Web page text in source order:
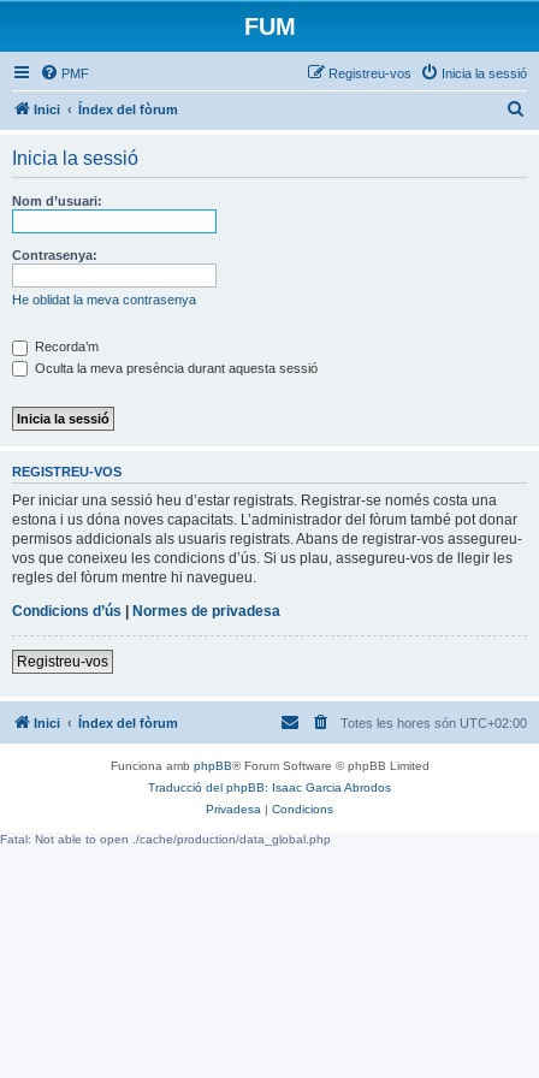
FUM
PMF Inicia la sessió
Registreu-vos
Inici Índex del fòrum
Inicia la sessió
Nom d’usuari:
Contrasenya:
He oblidat la meva contrasenya
Recorda’m
Oculta la meva presència durant aquesta sessió
REGISTREU-VOS
Per iniciar una sessió heu d’estar registrats. Registrar-se només costa una
estona i us dóna noves capacitats. L’administrador del fòrum també pot donar
permisos addicionals als usuaris registrats. Abans de registrar-vos assegureu-
vos que coneixeu les condicions d’ús. Si us plau, assegureu-vos de llegir les
regles del fòrum mentre hi navegueu.
Condicions d’ús | Normes de privadesa
Registreu-vos
Inici Índex del fòrum Totes les hores són UTC+02:00
Funciona amb phpBB® Forum Software © phpBB Limited
Traducció del phpBB: Isaac Garcia Abrodos
Privadesa | Condicions
Fatal: Not able to open ./cache/production/data_global.php